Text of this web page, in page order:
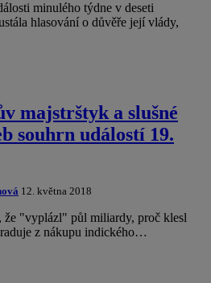
minulého týdne v deseti
hlasování o důvěře její vlády,
majstrštyk a slušné
souhrn událostí 19.
12. května 2018
že "vyplázl" půl miliardy, proč klesl
z nákupu indického…